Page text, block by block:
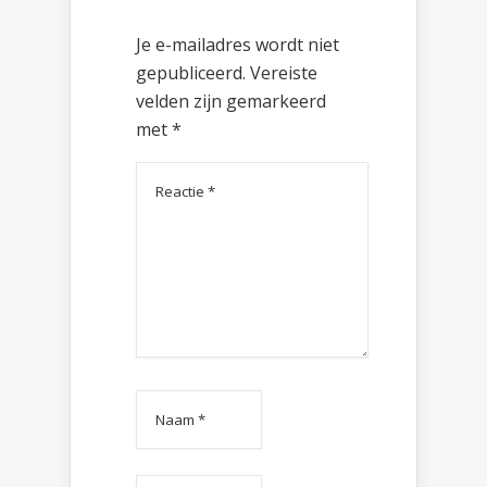
Je e-mailadres wordt niet
gepubliceerd. Vereiste
velden zijn gemarkeerd
met*